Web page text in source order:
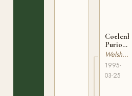
Purioso
RP 188Welsh Partbred
1995-
03-25